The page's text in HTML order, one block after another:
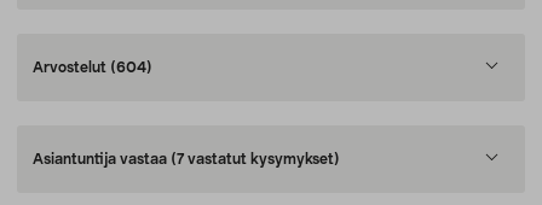
Arvostelut (604)
Asiantuntija vastaa (7 vastatut kysymykset)